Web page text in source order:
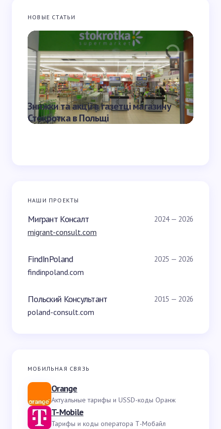
Зберегти ім’я та email для наступних коментарів
Надіслати
НОВЫЕ СТАТЬИ
Знижки та акції в газетці магазину
Стокротка в Польщі
НАШИ ПРОЕКТЫ
Мигрант Консалт 2024 — 2026
migrant-consult.com
FindInPoland 2025 — 2026
findinpoland.com
Польский Консультант 2015 — 2026
poland-consult.com
МОБИЛЬНАЯ СВЯЗЬ
Orange
Актуальные тарифы и USSD-коды Оранж
T-Mobile
Тарифы и коды оператора Т-Мобайл